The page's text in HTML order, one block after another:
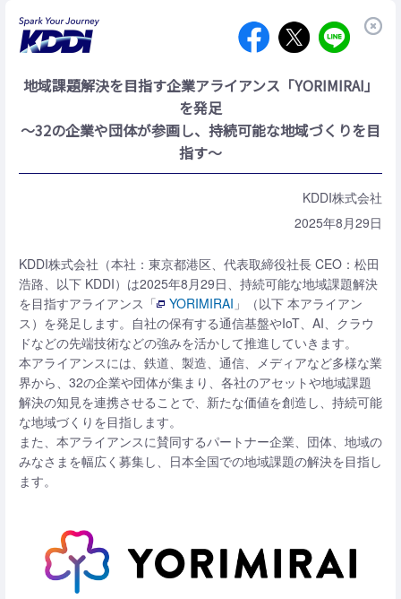
地域課題解決を目指す企業アライアンス「YORIMIRAI」
を発足
～32の企業や団体が参画し、持続可能な地域づくりを目
指す～
KDDI株式会社
2025年8月29日
KDDI株式会社（本社：東京都港区、代表取締役社長 CEO：松田
浩路、以下 KDDI）は2025年8月29日、持続可能な地域課題解決
を目指すアライアンス「
YORIMIRAI 」（以下 本アライアン
ス）を発足します。自社の保有する通信基盤やIoT、AI、クラウ
ドなどの先端技術などの強みを活かして推進していきます。
本アライアンスには、鉄道、製造、通信、メディアなど多様な業
界から、32の企業や団体が集まり、各社のアセットや地域課題
解決の知見を連携させることで、新たな価値を創造し、持続可能
な地域づくりを目指します。
また、本アライアンスに賛同するパートナー企業、団体、地域の
みなさまを幅広く募集し、日本全国での地域課題の解決を目指し
ます。